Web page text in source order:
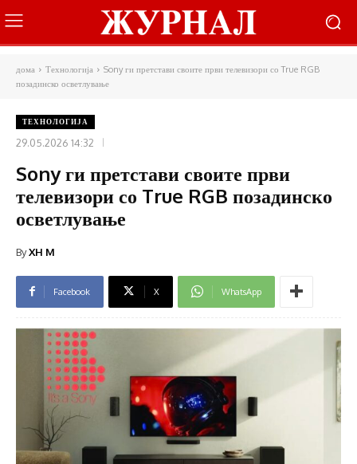
дома Технологија
Sony ги претстави своите први телевизори со True RGB
позадинско осветлување
ТЕХНОЛОГИЈА
29.05.2026 14:32
Sony ги претстави своите први
телевизори со True RGB позадинско
осветлување
ByXH M
Facebook X WhatsApp